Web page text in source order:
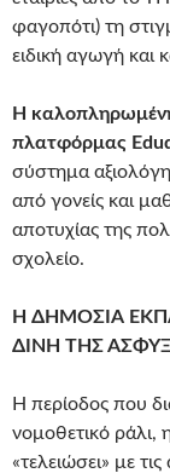
φαγοπότι) τη
ειδική αγωγή και
Η
πλατφόρμας
σύστημα
από γονείς και
αποτυχίας της
σχολείο.
Η ΔΗΜΟΣΙΑ
ΔΙΝΗ ΤΗΣ
Η περίοδος που
νομοθετικό ράλι,
«τελειώσει» με